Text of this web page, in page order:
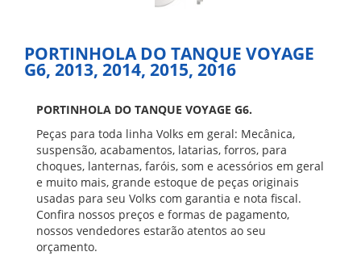
PORTINHOLA DO TANQUE VOYAGE
G6, 2013, 2014, 2015, 2016
PORTINHOLA DO TANQUE VOYAGE G6.
Peças para toda linha Volks em geral: Mecânica,
suspensão, acabamentos, latarias, forros, para
choques, lanternas, faróis, som e acessórios em geral
e muito mais, grande estoque de peças originais
usadas para seu Volks com garantia e nota fiscal.
Confira nossos preços e formas de pagamento,
nossos vendedores estarão atentos ao seu
orçamento.